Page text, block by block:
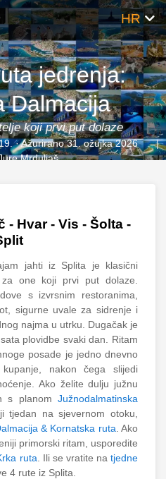
HR
jedrenja:
Dalmacija
koji prvi put dolaze
· Ažurirano 31. ožujka 2026
Mrduljaš
- Hvar - Vis - Šolta -
jahti iz Splita je klasični
one koji prvi put dolaze.
s izvrsnim restoranima,
sigurne uvale za sidrenje i
najma u utrku. Dugačak je
plovidbe svaki dan. Ritam
posade je jedno dnevno
nakon čega slijedi
Ako želite dulju južnu
s planom Južnodalmatinska
tjedan na sjevernom otoku,
& Kornatska ruta . Ako
primorski ritam, usporedite
ruta . Ili se vratite natjedne
4 rute iz Splita.